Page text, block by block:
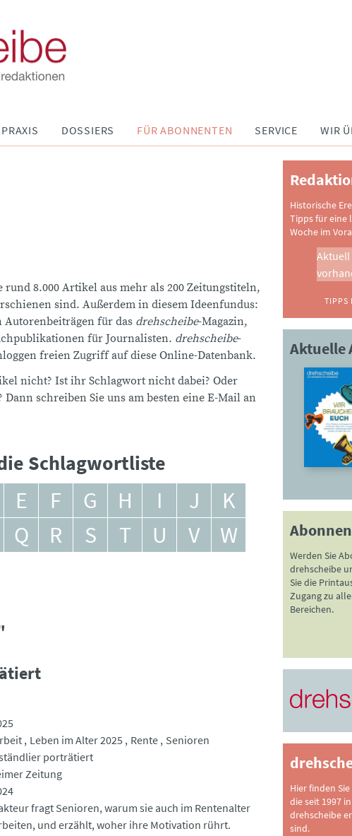
DOSSIERS FÜR ABONNENTEN SERVICE WIR
8.000 Artikel aus mehr als 200 Zeitungstiteln,
sind. Außerdem in diesem Ideenfundus:
für das drehscheibe-Magazin,
für Journalisten. drehscheibe-
freien Zugriff auf diese Online-Datenbank.
nicht? Ist ihr Schlagwort nicht dabei? Oder
schreiben Sie uns am besten eine E-Mail an
Schlagwortliste
E F G H I J
K
Q R S T U V
W
Leben im Alter 2025 Rente
Senioren
porträtiert
Zeitung
fragt Senioren, warum sie auch im Rentenalter
und erzählt, woher ihre Motivation rührt.
Historische
Tipps für eine
Woche im
Aktuell
TIPPS
Aktuelle
Werden Sie
drehscheibe
Sie die
Zugang zu
Bereichen.
Hier finden
die seit 1997
drehscheibe
sind.